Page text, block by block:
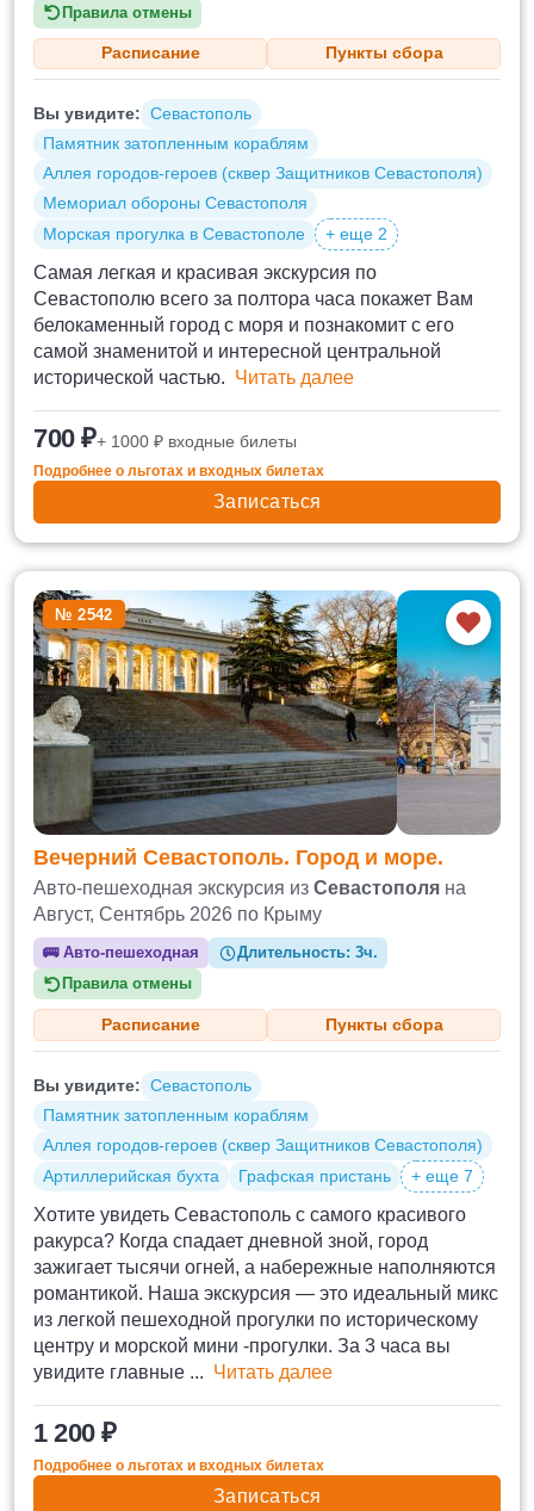
Правила отмены
Расписание Пункты сбора
Вы увидите: Севастополь
Памятник затопленным кораблям
Аллея городов-героев (сквер Защитников Севастополя)
Мемориал обороны Севастополя
Морская прогулка в Севастополе
+ еще 2
Самая легкая и красивая экскурсия по
Севастополю всего за полтора часа покажет Вам
белокаменный город с моря и познакомит с его
самой знаменитой и интересной центральной
исторической частью. Читать далее
700 ₽+ 1000 ₽ входные билеты
Подробнее о льготах и входных билетах
Записаться
№ 2542
Вечерний Севастополь. Город и море.
Авто-пешеходная экскурсия из Севастополя на
Август, Сентябрь 2026 по Крыму
🚌Авто-пешеходная Длительность:3ч.
Правила отмены
Расписание Пункты сбора
Вы увидите: Севастополь
Памятник затопленным кораблям
Аллея городов-героев (сквер Защитников Севастополя)
Артиллерийская бухта
Графская пристань + еще 7
Хотите увидеть Севастополь с самого красивого
ракурса? Когда спадает дневной зной, город
зажигает тысячи огней, а набережные наполняются
романтикой. Наша экскурсия — это идеальный микс
из легкой пешеходной прогулки по историческому
центру и морской мини -прогулки. За 3 часа вы
увидите главные ... Читать далее
1 200 ₽
Подробнее о льготах и входных билетах
Записаться